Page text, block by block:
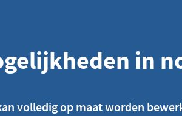
in
volledig op maat worden